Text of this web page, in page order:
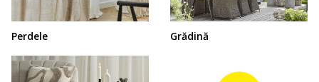
Perdele Grădină